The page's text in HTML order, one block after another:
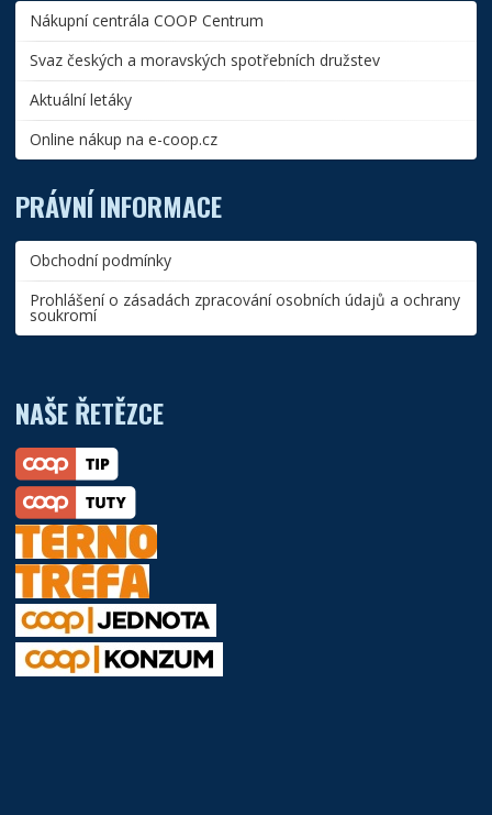
Nákupní centrála COOP Centrum
Svaz českých a moravských spotřebních družstev
Aktuální letáky
Online nákup na e-coop.cz
PRÁVNÍ INFORMACE
Obchodní podmínky
Prohlášení o zásadách zpracování osobních údajů a ochrany
soukromí
NAŠE ŘETĚZCE